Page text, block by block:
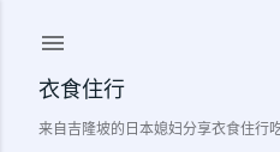
衣食住行
来自吉隆坡的日本媳妇分享衣食住